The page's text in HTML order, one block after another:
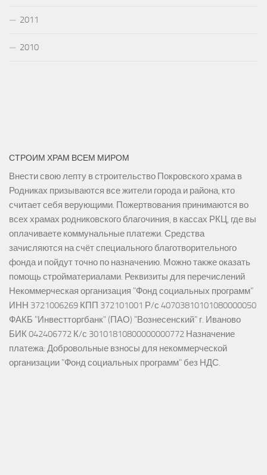
2011
2010
СТРОИМ ХРАМ ВСЕМ МИРОМ
Внести свою лепту в строительство Покровского храма в
Родниках призываются все жители города и района, кто
считает себя верующими. Пожертвования принимаются во
всех храмах родниковского благочиния, в кассах РКЦ, где вы
оплачиваете коммунальные платежи. Средства
зачисляются на счёт специального благотворительного
фонда и пойдут точно по назначению. Можно также оказать
помощь стройматериалами. Реквизиты для перечислений
Некоммерческая организация "Фонд социальных программ"
ИНН 3721006269 КПП 372101001 Р/с 40703810101080000050
ФАКБ "Инвестторгбанк" (ПАО) "Вознесенский" г. Иваново
БИК 042406772 К/с 30101810800000000772 Назначение
платежа: Добровольные взносы для некоммерческой
организации "Фонд социальных программ" без НДС.